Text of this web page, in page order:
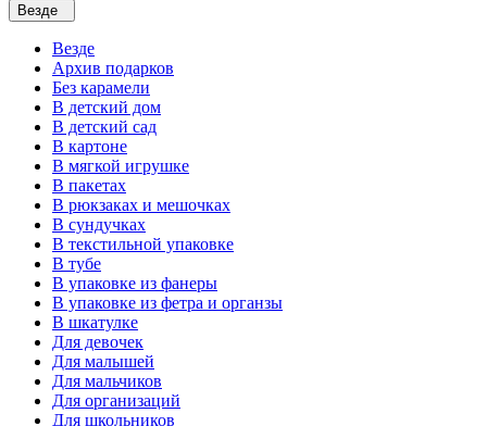
Везде
Везде
Архив подарков
Без карамели
В детский дом
В детский сад
В картоне
В мягкой игрушке
В пакетах
В рюкзаках и мешочках
В сундучках
В текстильной упаковке
В тубе
В упаковке из фанеры
В упаковке из фетра и органзы
В шкатулке
Для девочек
Для малышей
Для мальчиков
Для организаций
Для школьников